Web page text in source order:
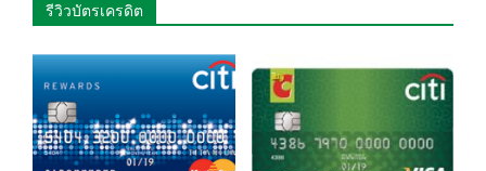
รีวิวบัตรเครดิต